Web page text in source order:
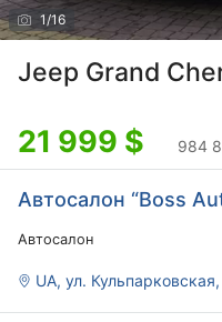
1 /16
Jeep Grand
21 999 $ 984
Автосалон “Boss
Автосалон
UA, ул.